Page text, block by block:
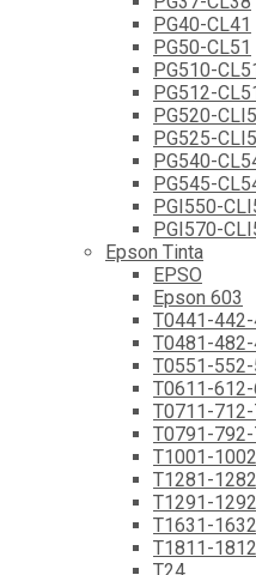
PG40-CL41
PG50-CL51
PG510-
PG512-
PG520-
PG525-
PG540-
PG545-
PGI550-
PGI570-
Epson Tinta
EPSO
Epson 603
T0441-
T0481-
T0551-
T0611-
T0711-
T0791-
T1001-
T1281-
T1291-
T1631-
T1811-